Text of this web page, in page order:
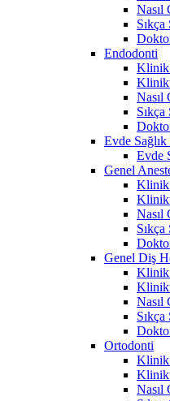
Nasıl
Endodonti
Klinik
Nasıl
Evde
Evde
Genel
Klinik
Nasıl
Genel Diş
Klinik
Nasıl
Ortodonti
Klinik
Nasıl